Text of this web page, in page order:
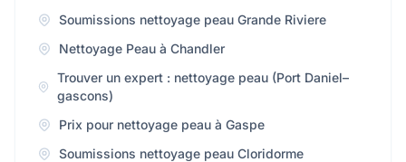
Soumissions nettoyage peau Grande Riviere
Nettoyage Peau à Chandler
Trouver un expert : nettoyage peau (Port Daniel–
gascons)
Prix pour nettoyage peau à Gaspe
Soumissions nettoyage peau Cloridorme